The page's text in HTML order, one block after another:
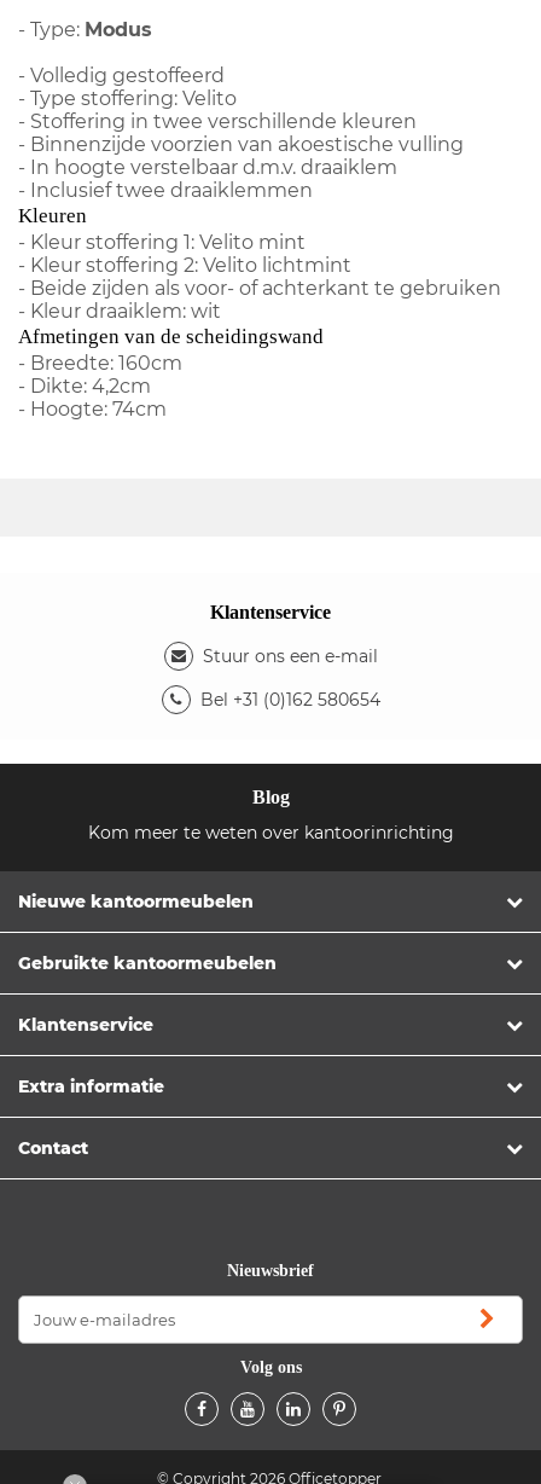
- Type: Modus
- Volledig gestoffeerd
- Type stoffering: Velito
- Stoffering in twee verschillende kleuren
- Binnenzijde voorzien van akoestische vulling
- In hoogte verstelbaar d.m.v. draaiklem
- Inclusief twee draaiklemmen
Kleuren
- Kleur stoffering 1: Velito mint
- Kleur stoffering 2: Velito lichtmint
- Beide zijden als voor- of achterkant te gebruiken
- Kleur draaiklem: wit
Afmetingen van de scheidingswand
- Breedte: 160cm
- Dikte: 4,2cm
- Hoogte: 74cm
Klantenservice
Stuur ons een e-mail
Bel +31 (0)162 580654
Blog
Kom meer te weten over kantoorinrichting
Nieuwe kantoormeubelen
Gebruikte kantoormeubelen
Klantenservice
Extra informatie
Contact
Nieuwsbrief
Volg ons
© Copyright 2026 Officetopper